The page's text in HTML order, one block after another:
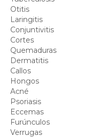
Otitis
Laringitis
Conjuntivitis
Cortes
Quemaduras
Dermatitis
Callos
Hongos
Acné
Psoriasis
Eccemas
Furúnculos
Verrugas